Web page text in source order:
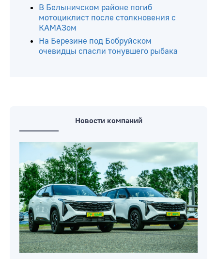
В Белыничском районе погиб
мотоциклист после столкновения с
КАМАЗом
На Березине под Бобруйском
очевидцы спасли тонувшего рыбака
Новости компаний